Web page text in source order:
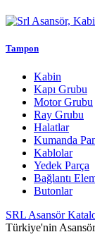
Tampon
Kabin
Kapı Grubu
Motor Grubu
Ray Grubu
Halatlar
Kumanda
Kablolar
Yedek Parça
Bağlantı
Butonlar
SRL Asansör
Türkiye'nin